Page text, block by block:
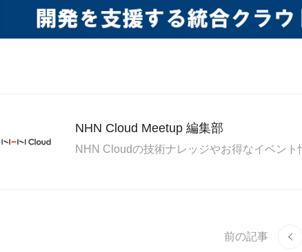
NHN Cloud Meetup 編集部
NHN Cloudの技術ナレッジやお得なイベン
前の記事